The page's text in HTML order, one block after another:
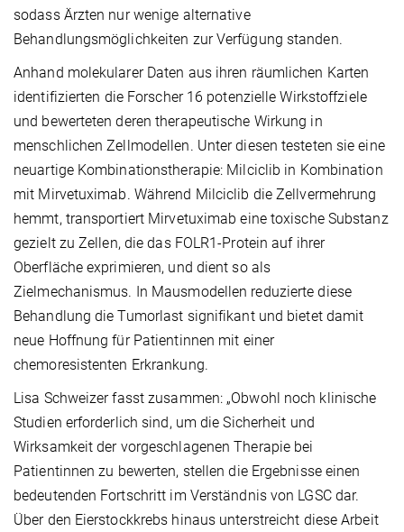
sodass Ärzten nur wenige alternative
Behandlungsmöglichkeiten zur Verfügung standen.
Anhand molekularer Daten aus ihren räumlichen Karten
identifizierten die Forscher 16 potenzielle Wirkstoffziele
und bewerteten deren therapeutische Wirkung in
menschlichen Zellmodellen. Unter diesen testeten sie eine
neuartige Kombinationstherapie: Milciclib in Kombination
mit Mirvetuximab. Während Milciclib die Zellvermehrung
hemmt, transportiert Mirvetuximab eine toxische Substanz
gezielt zu Zellen, die das FOLR1-Protein auf ihrer
Oberfläche exprimieren, und dient so als
Zielmechanismus. In Mausmodellen reduzierte diese
Behandlung die Tumorlast signifikant und bietet damit
neue Hoffnung für Patientinnen mit einer
chemoresistenten Erkrankung.
Lisa Schweizer fasst zusammen: „Obwohl noch klinische
Studien erforderlich sind, um die Sicherheit und
Wirksamkeit der vorgeschlagenen Therapie bei
Patientinnen zu bewerten, stellen die Ergebnisse einen
bedeutenden Fortschritt im Verständnis von LGSC dar.
Über den Eierstockkrebs hinaus unterstreicht diese Arbeit